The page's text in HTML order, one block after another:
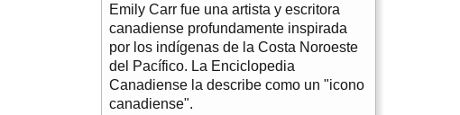
Emily Carr fue una artista y escritora
canadiense profundamente inspirada
por los indígenas de la Costa Noroeste
del Pacífico. La Enciclopedia
Canadiense la describe como un "icono
canadiense".